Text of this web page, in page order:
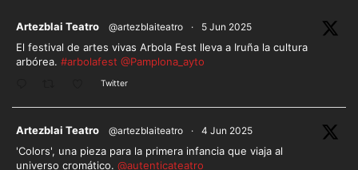
Artezblai Teatro @artezblaiteatro · 5 Jun 2025
El festival de artes vivas Arbola Fest lleva a Iruña la cultura
arbórea. #arbolafest @Pamplona_ayto
Twitter
Artezblai Teatro @artezblaiteatro · 4 Jun 2025
'Colors', una pieza para la primera infancia que viaja al
universo cromático. @autenticateatro